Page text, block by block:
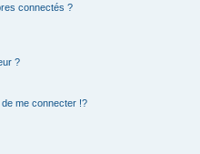
connectés ?
?
me connecter !?